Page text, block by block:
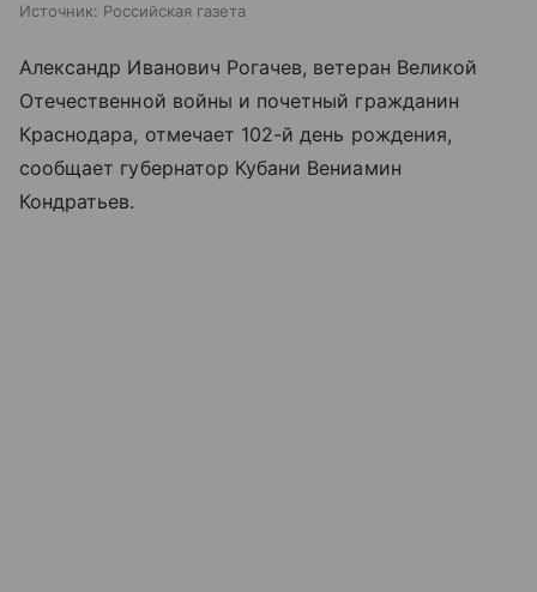
Источник: Российская газета
Александр Иванович Рогачев, ветеран Великой
Отечественной войны и почетный гражданин
Краснодара, отмечает 102-й день рождения,
сообщает губернатор Кубани Вениамин
Кондратьев.